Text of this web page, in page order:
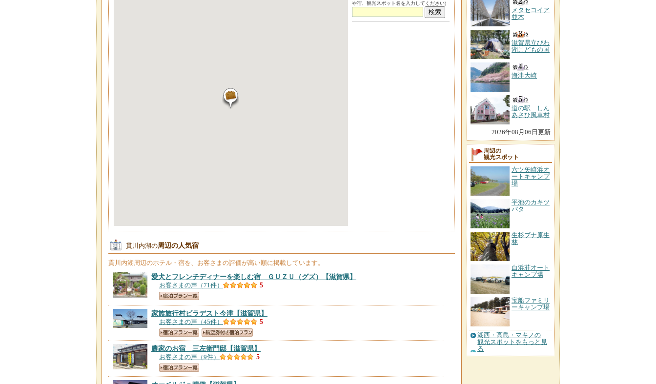
や宿、観光スポット名を入力してください)
貫川内湖の周辺の人気宿
貫川内湖周辺のホテル・宿を、お客さまの評価が高い順に掲載しています。
愛犬とフレンチディナーを楽しむ宿 ＧＵＺＵ（グズ） 【滋賀県】
お客さまの声（71件） 5
家族旅行村ビラデスト今津 【滋賀県】
お客さまの声（45件） 5
農家のお宿 三左衛門邸 【滋賀県】
お客さまの声（9件） 5
メタセコイア
並木
滋賀県立びわ
湖こどもの国
海津大崎
道の駅 しん
あさひ風車村
2026年08月06日更新
周辺の
観光スポット
六ツ矢崎浜オ
ートキャンプ
場
平池のカキツ
バタ
生杉ブナ原生
林
白浜荘オート
キャンプ場
宝船ファミリ
ーキャンプ場
湖西・高島・マキノの
観光スポットをもっと見
る